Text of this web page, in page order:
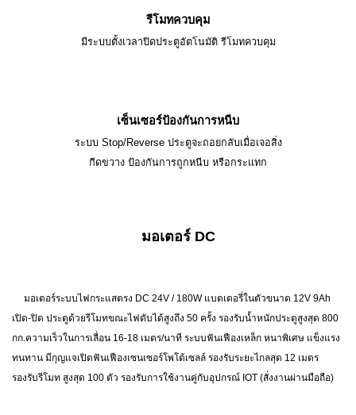
รีโมทควบคุม
มีระบบตั้งเวลาปิดประตูอัตโนมัติ รีโมทควบคุม
เซ็นเซอร์ป้องกันการหนีบ
ระบบ Stop/Reverse ประตูจะถอยกลับเมื่อเจอสิ่ง
กีดขวาง ป้องกันการถูกหนีบ หรือกระแทก
มอเตอร์ DC
มอเตอร์ระบบไฟกระแสตรง DC 24V / 180W แบตเตอรี่ในตัวขนาด 12V 9Ah
เปิด-ปิด ประตูด้วยรีโมทขณะไฟดับได้สูงถึง 50 ครั้ง รองรับน้ำหนักประตูสูงสุด 800
กก.ความเร็วในการเลื่อน 16-18 เมตร/นาที ระบบฟันเฟืองเหล็ก หนาพิเศษ แข็งแรง
ทนทาน มีกุญแจเปิดฟันเฟืองเซนเซอร์โพโต้เซลล์ รองรับระยะไกลสุด 12 เมตร
รองรับรีโมท สูงสุด 100 ตัว รองรับการใช้งานคู่กับอุปกรณ์ IOT (สั่งงานผ่านมือถือ)